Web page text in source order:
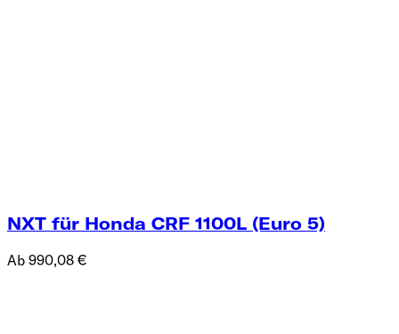
NXT für Honda CRF 1100L (Euro 5)
Ab 990,08 €